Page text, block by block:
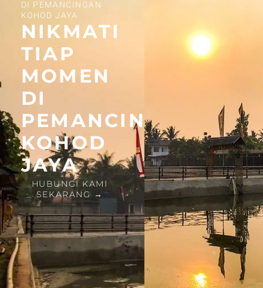
DI PEMANCINGAN
KOHOD JAYA
NIKMATI
TIAP
MOMEN
DI
PEMANCINGAN
KOHOD
JAYA
HUBUNGI KAMI
SEKARANG →